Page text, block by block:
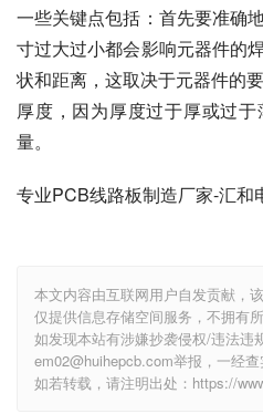
一些关键点包括：首先要准确
寸过大过小都会影响元器件的
状和距离，这取决于元器件的
厚度，因为厚度过于厚或过
量。
专业PCB线路板制造厂家-汇和
本文内容由互联网用户自发贡献，
仅提供信息存储空间服务，不拥有
如发现本站有涉嫌抄袭侵权/违法违
em02@huihepcb.com举报，一经查
如若转载，请注明出处：https://